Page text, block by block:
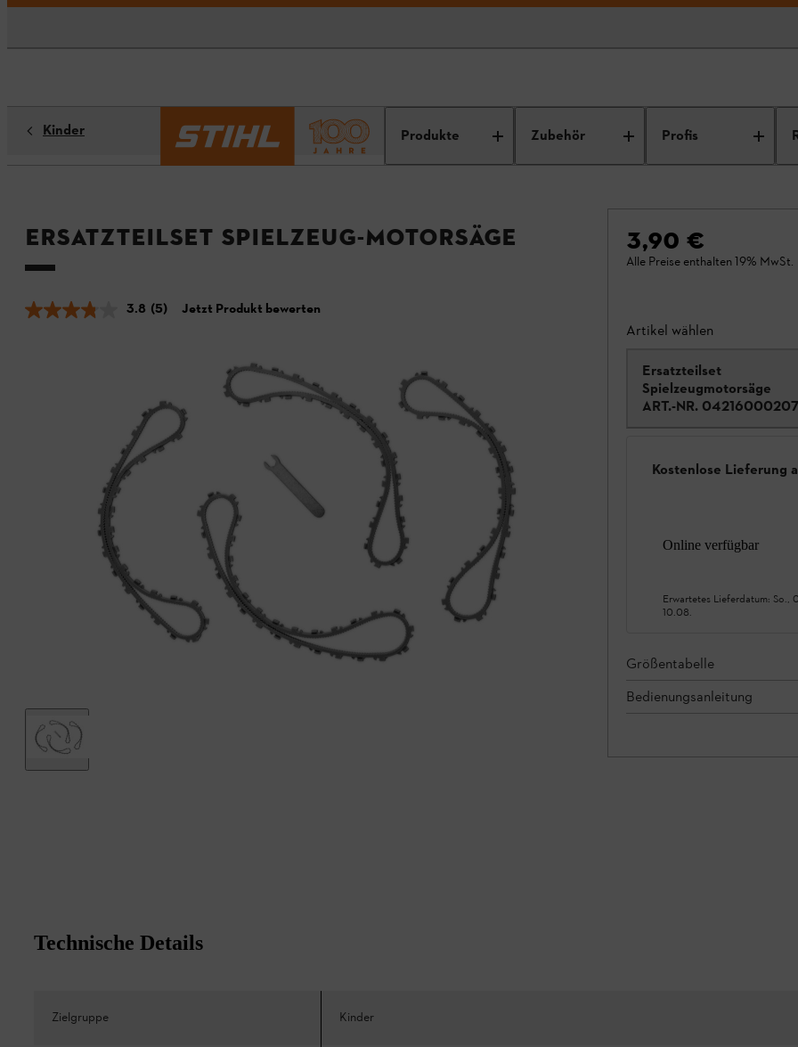
Produkte Zubehör Profis
Kinder
Ersatzteilset Spielzeug-Motorsäge
3.8 (5) Jetzt Produkt bewerten
3,90 €
Alle Preise enthalten 19% MwSt.
Artikel wählen
Ersatzteilset
Spielzeugmotorsäge
ART.-NR. 04216000207
Kostenlose Lieferung
Online verfügbar
Erwartetes Lieferdatum: So.,
10.08.
Größentabelle
Bedienungsanleitung
Technische Details
Zielgruppe Kinder